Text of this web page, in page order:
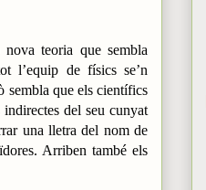
teoria que sembla
l’equip de físics se’n
sembla que els científics
del seu cunyat
una lletra del nom de
Arriben també els